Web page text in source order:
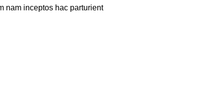
nam inceptos hac parturient